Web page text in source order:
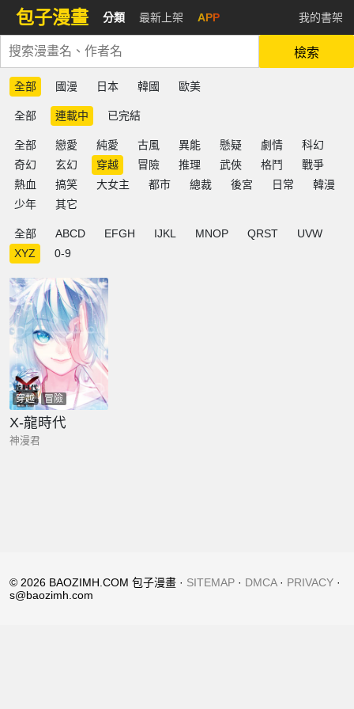
包子漫畫 分類 最新上架 APP 我的書架
檢索
全部 國漫 日本 韓國 歐美
全部 連載中 已完結
全部 戀愛 純愛 古風 異能 懸疑 劇情
科幻
奇幻
玄幻 穿越 冒險 推理 武俠 格鬥
戰爭
熱血
搞笑 大女主 都市 總裁 後宮 日常
韓漫
少年
其它
全部 ABCD EFGH IJKL MNOP QRST
UVW
XYZ
0-9
穿越 冒險
X-龍時代
神漫君
© 2026 BAOZIMH.COM 包子漫畫 · SITEMAP · DMCA· PRIVACY ·
s@baozimh.com